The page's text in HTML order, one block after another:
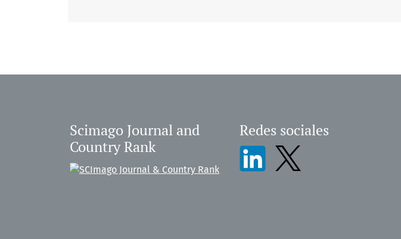
Scimago Journal and
Country Rank
Redes sociales